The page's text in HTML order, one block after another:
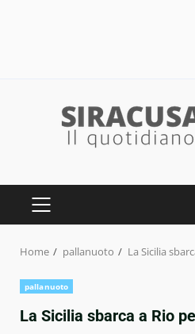
PRIMARY
Home pallanuoto La Sicilia
pallanuoto
La Sicilia sbarca a Rio